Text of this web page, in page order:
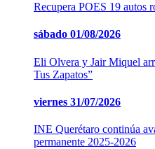
Recupera POES 19 autos
sábado 01/08/2026
Eli Olvera y Jair Miquel
Tus Zapatos”
viernes 31/07/2026
INE Querétaro continúa
permanente 2025-2026